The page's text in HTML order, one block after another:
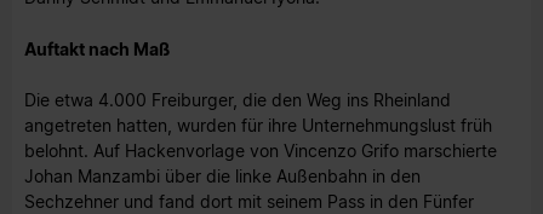
Auftakt nach Maß
Die etwa 4.000 Freiburger, die den Weg ins Rheinland
angetreten hatten, wurden für ihre Unternehmungslust früh
belohnt. Auf Hackenvorlage von Vincenzo Grifo marschierte
Johan Manzambi über die linke Außenbahn in den
Sechzehner und fand dort mit seinem Pass in den Fünfer